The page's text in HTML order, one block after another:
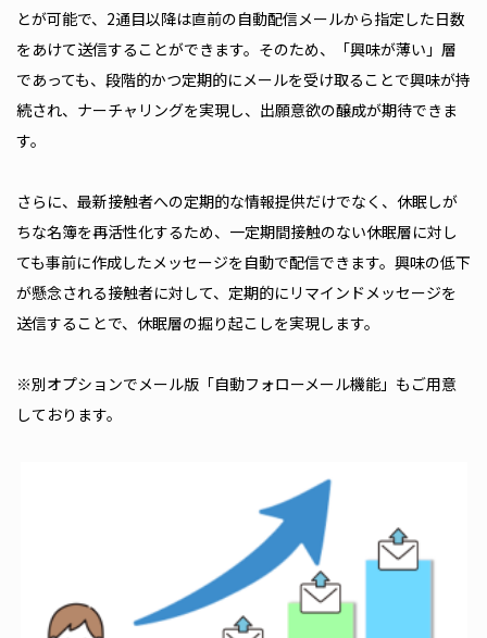
とが可能で、2通目以降は直前の自動配信メールから指定した日数
をあけて送信することができます。そのため、「興味が薄い」層
であっても、段階的かつ定期的にメールを受け取ることで興味が持
続され、ナーチャリングを実現し、出願意欲の醸成が期待できま
す。
さらに、最新接触者への定期的な情報提供だけでなく、休眠しが
ちな名簿を再活性化するため、一定期間接触のない休眠層に対し
ても事前に作成したメッセージを自動で配信できます。興味の低下
が懸念される接触者に対して、定期的にリマインドメッセージを
送信することで、休眠層の掘り起こしを実現します。
※別オプションでメール版「自動フォローメール機能」もご用意
しております。